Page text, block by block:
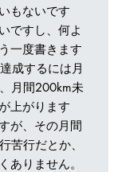
もないです
ですし、何よ
一度書きます
成するには月
月間200km未
上がります
が、その月間
苦行だとか、
ありません。